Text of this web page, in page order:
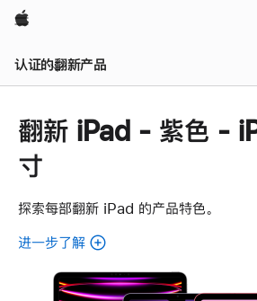
Apple
认证的翻新产品
翻新 iPad - 紫色 -
寸
探索每部翻新 iPad 的产品特色。
进一步了解
各